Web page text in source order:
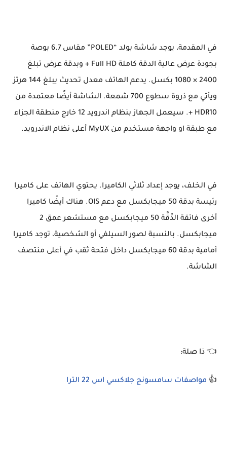
في المقدمة، يوجد شاشة بولد “POLED” مقاس 6.7 بوصة
بجودة عرض عالية الدقة كاملة Full HD + وبدقة عرض تبلغ
2400 × 1080 بكسل. يدعم الهاتف معدل تحديث يبلغ 144 هرتز
ويأتي مع ذروة سطوع 700 شمعة. الشاشة أيضًا معتمدة من
HDR10 +. سيعمل الجهاز بنظام اندرويد 12 خارج منطقة الجزاء
مع طبقة او واجهة مستخدم من MyUX أعلى نظام الاندرويد.
في الخلف، يوجد إعداد ثلاثي الكاميرا. يحتوي الهاتف على كاميرا
رئيسة بدقة 50 ميجابكسل مع دعم OIS. هناك أيضًا كاميرا
أخرى فائقة الدِّقَّة 50 ميجابكسل مع مستشعر عمق 2
ميجابكسل. بالنسبة لصور السيلفي أو الشخصية، توجد كاميرا
أمامية بدقة 60 ميجابكسل داخل فتحة ثقب في أعلى منتصف
الشاشة.
👈 ذا صلة:
👍 مواصفات سامسونج جلاكسي اس 22 الترا